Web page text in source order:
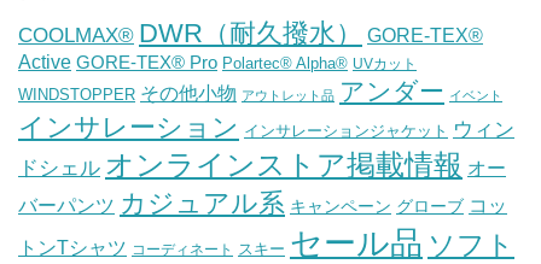
COOLMAX® DWR（耐久撥水）
GORE-TEX®
Active GORE-TEX® Pro Polartec® Alpha® UVカット
WINDSTOPPER その他小物 アウトレット品 アンダー イベント
インサレーション インサレーションジャケット ウィン
ドシェル オンラインストア掲載情報 オー
バーパンツ カジュアル系 キャンペーン グローブ コッ
トンTシャツ コーディネート スキー セール品 ソフト